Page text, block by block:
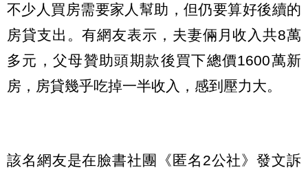
不少人買房需要家人幫助，但仍要算好後續的
房貸支出。有網友表示，夫妻倆月收入共8萬
多元，父母贊助頭期款後買下總價1600萬新
房，房貸幾乎吃掉一半收入，感到壓力大。
該名網友是在臉書社團《匿名2公社》發文訴